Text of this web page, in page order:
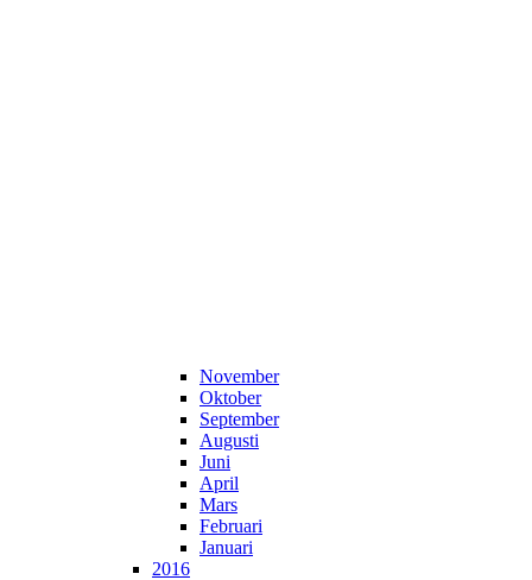
November
Oktober
September
Augusti
Juni
April
Mars
Februari
Januari
2016